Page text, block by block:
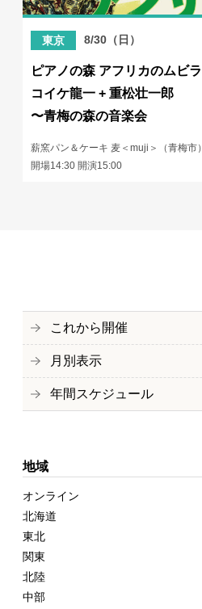
東京 8/30（日）
ピアノの森 アフリカのムビラ
コイケ龍一 + 重松壮一郎
〜青梅の森の音楽会
薪窯パン＆ケーキ 麦＜muji＞（青梅市）
開場14:30 開演15:00
これから開催
月別表示
年間スケジュール
地域
オンライン
北海道
東北
関東
北陸
中部